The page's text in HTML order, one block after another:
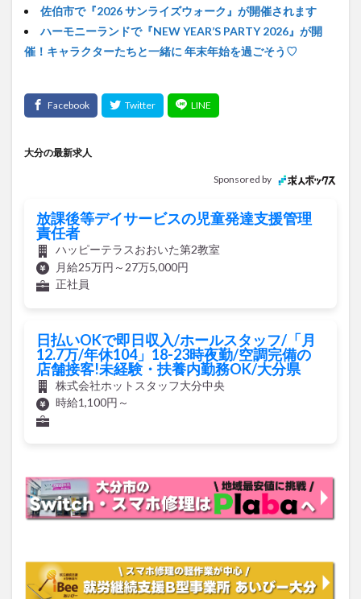
佐伯市で『2026 サンライズウォーク』が開催されます
ハーモニーランドで『NEW YEAR’S PARTY 2026』が開
催！キャラクターたちと一緒に 年末年始を過ごそう♡
大分の最新求人
Sponsored by
放課後等デイサービスの児童発達支援管理
責任者
ハッピーテラスおおいた第2教室
月給25万円～27万5,000円
正社員
日払いOKで即日収入/ホールスタッフ/「月
12.7万/年休104」18-23時夜勤/空調完備の
店舗接客!未経験・扶養内勤務OK/大分県
株式会社ホットスタッフ大分中央
時給1,100円～